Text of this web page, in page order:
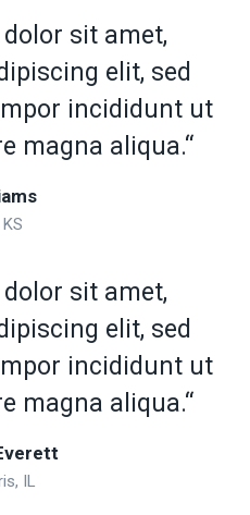
sit amet,
elit, sed
incididunt ut
magna aliqua.“
sit amet,
elit, sed
incididunt ut
magna aliqua.“
IL